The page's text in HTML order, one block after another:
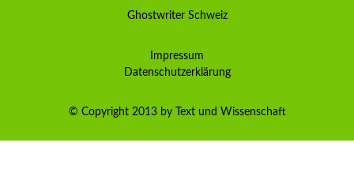
Ghostwriter Schweiz
Impressum
Datenschutzerklärung
© Copyright 2013 by Text und Wissenschaft
Kundenbewertungen und Erfahrungen zu